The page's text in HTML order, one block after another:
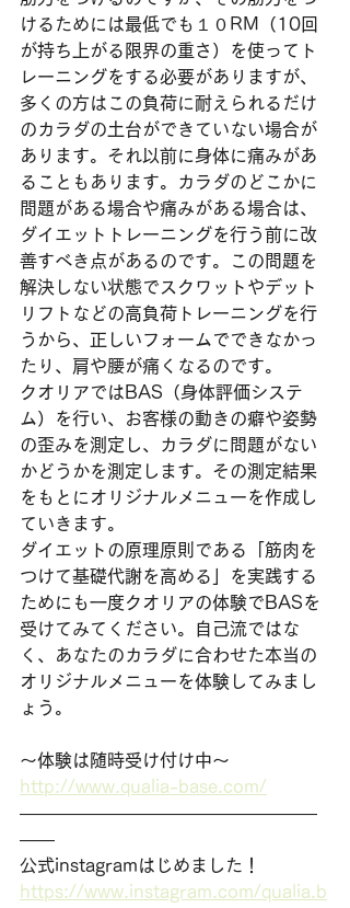
けるためには最低でも１０RM（10回
が持ち上がる限界の重さ）を使ってト
レーニングをする必要がありますが、
多くの方はこの負荷に耐えられるだけ
のカラダの土台ができていない場合が
あります。それ以前に身体に痛みがあ
ることもあります。カラダのどこかに
問題がある場合や痛みがある場合は、
ダイエットトレーニングを行う前に改
善すべき点があるのです。この問題を
解決しない状態でスクワットやデット
リフトなどの高負荷トレーニングを行
うから、正しいフォームでできなかっ
たり、肩や腰が痛くなるのです。
クオリアではBAS（身体評価システ
ム）を行い、お客様の動きの癖や姿勢
の歪みを測定し、カラダに問題がない
かどうかを測定します。その測定結果
をもとにオリジナルメニューを作成し
ていきます。
ダイエットの原理原則である「筋肉を
つけて基礎代謝を高める」を実践する
ためにも一度クオリアの体験でBASを
受けてみてください。自己流ではな
く、あなたのカラダに合わせた本当の
オリジナルメニューを体験してみまし
ょう。
〜体験は随時受け付け中〜
http://www.qualia-base.com/
—————————————————
——
公式instagramはじめました！
https://www.instagram.com/qualia.b